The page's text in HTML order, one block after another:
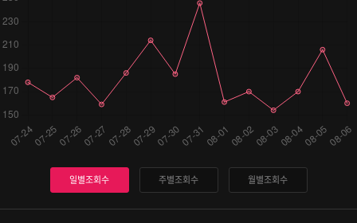
일별조회수 주별조회수 월별조회수